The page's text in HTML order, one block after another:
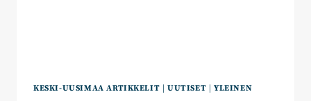
KESKI-UUSIMAA ARTIKKELIT |UUTISET |YLEINEN